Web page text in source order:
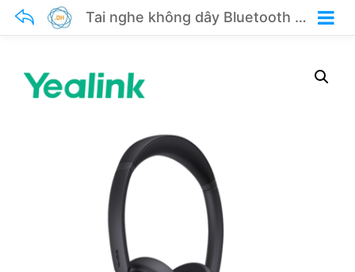
Tai nghe không dây Bluetooth Yealink BH70 Dual